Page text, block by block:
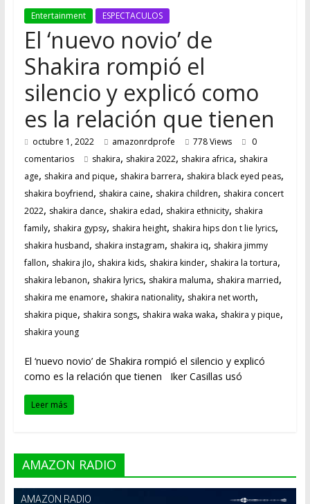
Entertainment ESPECTACULOS
El ‘nuevo novio’ de
Shakira rompió el
silencio y explicó como
es la relación que tienen
octubre 1, 2022 amazonrdprofe 778 Views
0
comentarios
shakira, shakira 2022, shakira africa, shakira
age, shakira and pique, shakira barrera, shakira black eyed peas,
shakira boyfriend, shakira caine, shakira children, shakira concert
2022, shakira dance, shakira edad, shakira ethnicity, shakira
family, shakira gypsy, shakira height, shakira hips don t lie lyrics,
shakira husband, shakira instagram, shakira iq, shakira jimmy
fallon, shakira jlo, shakira kids, shakira kinder, shakira la tortura,
shakira lebanon, shakira lyrics, shakira maluma, shakira married,
shakira me enamore, shakira nationality, shakira net worth,
shakira pique, shakira songs, shakira waka waka, shakira y pique,
shakira young
El ‘nuevo novio’ de Shakira rompió el silencio y explicó
como es la relación que tienen Iker Casillas usó
Leer más
AMAZON RADIO